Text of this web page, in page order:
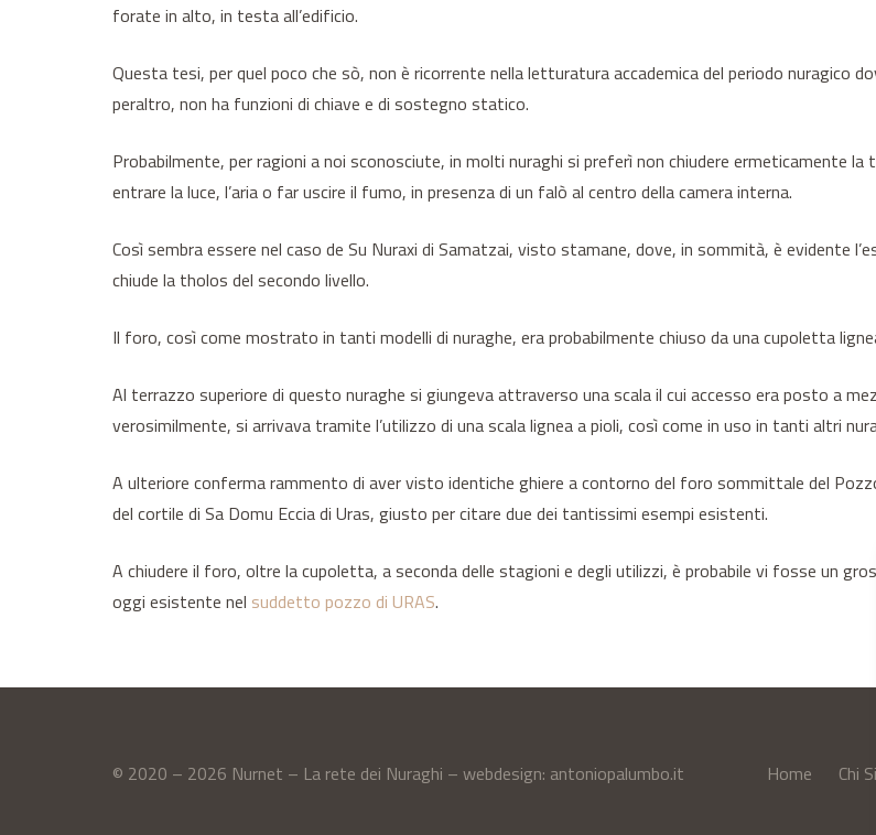
forate in alto, in testa all’edificio.
Questa tesi, per quel poco che sò, non è ricorrente nella letturatura accademica del periodo nuragico
peraltro, non ha funzioni di chiave e di sostegno statico.
Probabilmente, per ragioni a noi sconosciute, in molti nuraghi si preferì non chiudere ermeticamente
entrare la luce, l’aria o far uscire il fumo, in presenza di un falò al centro della camera interna.
Così sembra essere nel caso de Su Nuraxi di Samatzai, visto stamane, dove, in sommità, è evidente
chiude la tholos del secondo livello.
Il foro, così come mostrato in tanti modelli di nuraghe, era probabilmente chiuso da una cupoletta
Al terrazzo superiore di questo nuraghe si giungeva attraverso una scala il cui accesso era posto a
verosimilmente, si arrivava tramite l’utilizzo di una scala lignea a pioli, così come in uso in tanti altri
A ulteriore conferma rammento di aver visto identiche ghiere a contorno del foro sommittale del
del cortile di Sa Domu Eccia di Uras, giusto per citare due dei tantissimi esempi esistenti.
A chiudere il foro, oltre la cupoletta, a seconda delle stagioni e degli utilizzi, è probabile vi fosse un
oggi esistente nel suddetto pozzo di URAS.
© 2020 – 2026 Nurnet – La rete dei Nuraghi – webdesign: antoniopalumbo.it Home Chi